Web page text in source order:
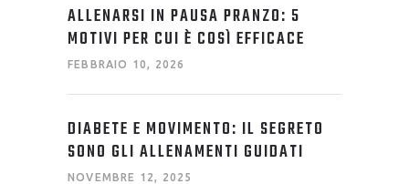
ALLENARSI IN PAUSA PRANZO: 5
MOTIVI PER CUI È COSÌ EFFICACE
FEBBRAIO 10, 2026
DIABETE E MOVIMENTO: IL SEGRETO
SONO GLI ALLENAMENTI GUIDATI
NOVEMBRE 12, 2025